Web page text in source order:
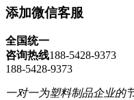
添加微信客服
全国统一
咨询热线188-5428-9373
188-5428-9373
一对一为塑料制品企业的